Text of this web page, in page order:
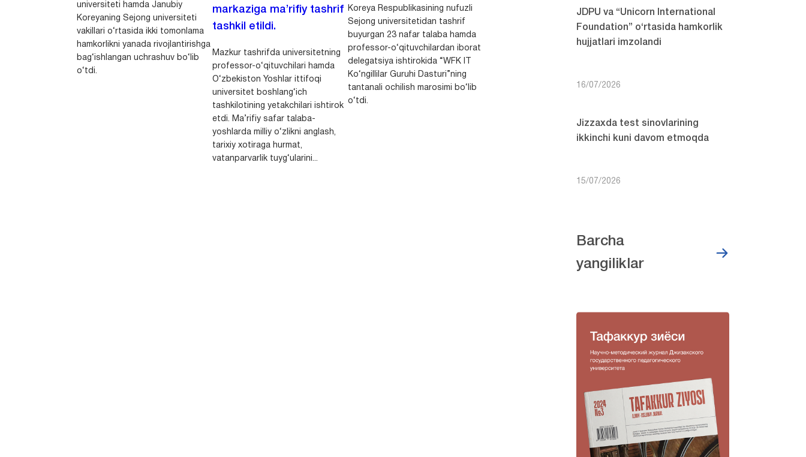
universiteti hamda Janubiy
Koreyaning Sejong universiteti
vakillari o‘rtasida ikki tomonlama
hamkorlikni yanada rivojlantirishga
bag‘ishlangan uchrashuv bo‘lib
o‘tdi.
markaziga ma’rifiy tashrif
tashkil etildi.
Mazkur tashrifda universitetning
professor-o‘qituvchilari hamda
O‘zbekiston Yoshlar ittifoqi
universitet boshlang‘ich
tashkilotining yetakchilari ishtirok
etdi. Ma’rifiy safar talaba-
yoshlarda milliy o‘zlikni anglash,
tarixiy xotiraga hurmat,
vatanparvarlik tuyg‘ularini...
Koreya Respublikasining nufuzli
Sejong universitetidan tashrif
buyurgan 23 nafar talaba hamda
professor-o‘qituvchilardan iborat
delegatsiya ishtirokida “WFK IT
Ko‘ngillilar Guruhi Dasturi”ning
tantanali ochilish marosimi bo‘lib
o‘tdi.
JDPU va “Unicorn International
Foundation” o‘rtasida hamkorlik
hujjatlari imzolandi
16/07/2026
Jizzaxda test sinovlarining
ikkinchi kuni davom etmoqda
15/07/2026
Barcha
yangiliklar